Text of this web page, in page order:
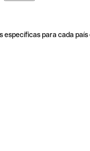
específicas para cada país